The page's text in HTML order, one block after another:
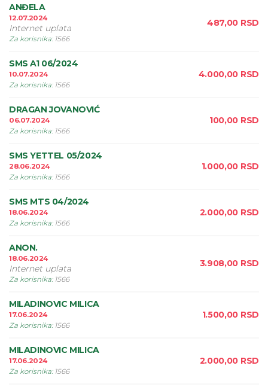
ANĐELA
12.07.2024
Internet uplata
Za korisnika: 1566
487,00 RSD
SMS A1 06/2024
10.07.2024
Za korisnika: 1566
4.000,00 RSD
DRAGAN JOVANOVIĆ
06.07.2024
Za korisnika: 1566
100,00 RSD
SMS YETTEL 05/2024
28.06.2024
Za korisnika: 1566
1.000,00 RSD
SMS MTS 04/2024
18.06.2024
Za korisnika: 1566
2.000,00 RSD
ANON.
18.06.2024
Internet uplata
Za korisnika: 1566
3.908,00 RSD
MILADINOVIC MILICA
17.06.2024
Za korisnika: 1566
1.500,00 RSD
MILADINOVIC MILICA
17.06.2024
Za korisnika: 1566
2.000,00 RSD